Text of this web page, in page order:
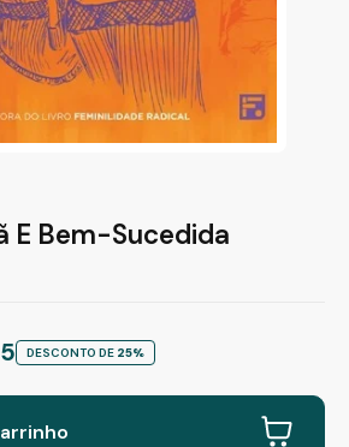
E Bem-Sucedida
DESCONTO DE 25%